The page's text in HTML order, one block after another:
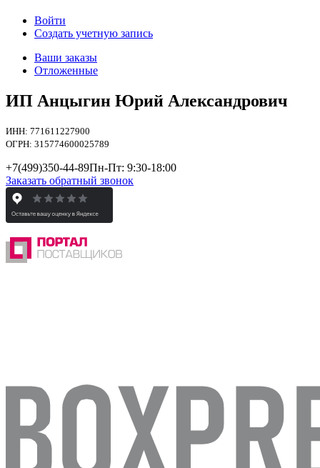
Войти
Создать учетную запись
Ваши заказы
Отложенные
ИП Анцыгин Юрий Александрович
ИНН: 771611227900
ОГРН: 315774600025789
+7(499)350-44-89Пн-Пт: 9:30-18:00
Заказать обратный звонок